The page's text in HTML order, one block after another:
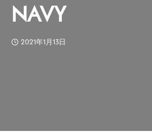
NAVY
2021年1月13日